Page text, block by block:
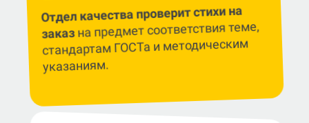
Отдел качества проверит стихи на
заказна предмет соответствия теме,
стандартам ГОСТа и методическим
указаниям.